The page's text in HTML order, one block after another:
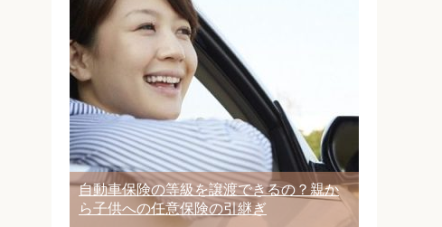
自動車保険の等級を譲渡できるの？親か
ら子供への任意保険の引継ぎ